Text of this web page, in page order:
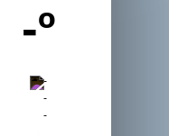
-º
-
-
-